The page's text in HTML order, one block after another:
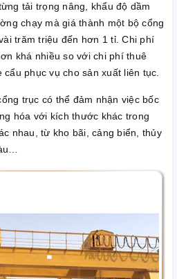
tải trọng nâng, khẩu độ dầm
chạy mà giá thành một bộ cổng
trăm triệu đến hơn 1 tỉ. Chi phí
khá nhiều so với chi phí thuê
cẩu phục vụ cho sản xuất liên tục.
trục có thể đảm nhận việc bốc
hóa với kích thước khác trong
nhau, từ kho bãi, cảng biển, thủy